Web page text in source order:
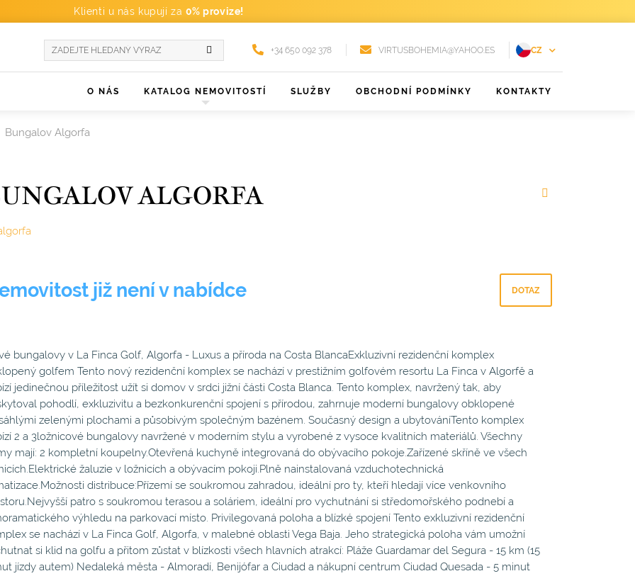
Klienti u nás kupují za 0% provize!
+34 650 092 378 VIRTUSBOHEMIA@YAHOO.ES CZ
O NÁS KATALOG NEMOVITOSTÍ SLUŽBY OBCHODNÍ PODMÍNKY KONTAKTY
Bungalov Algorfa
ALGORFA
již není v nabídce DOTAZ
bungalovy v La Finca Golf, Algorfa - Luxus a příroda na Costa BlancaExkluzivní rezidenční komplex
golfem Tento nový rezidenční komplex se nachází v prestižním golfovém resortu La Finca v Algorfě a
jedinečnou příležitost užít si domov v srdci jižní části Costa Blanca. Tento komplex, navržený tak, aby
pohodlí, exkluzivitu a bezkonkurenční spojení s přírodou, zahrnuje moderní bungalovy obklopené
zelenými plochami a působivým společným bazénem. Současný design a ubytováníTento komplex
2 a 3ložnicové bungalovy navržené v moderním stylu a vyrobené z vysoce kvalitních materiálů. Všechny
mají: 2 kompletní koupelny.Otevřená kuchyně integrovaná do obývacího pokoje.Zařízené skříně ve všech
žaluzie v ložnicích a obývacím pokoji.Plně nainstalovaná vzduchotechnická
distribuce:Přízemí se soukromou zahradou, ideální pro ty, kteří hledají více venkovního
patro s soukromou terasou a soláriem, ideální pro vychutnání si středomořského podnebí a
výhledu na parkovací místo. Privilegovaná poloha a blízké spojení Tento exkluzivní rezidenční
se nachází v La Finca Golf, Algorfa, v malebné oblasti Vega Baja. Jeho strategická poloha vám umožní
si klid na golfu a přitom zůstat v blízkosti všech hlavních atrakcí: Pláže Guardamar del Segura - 15 km (15
jízdy autem) Nedaleká města - Almoradí, Benijófar a Ciudad a nákupní centrum Ciudad Quesada - 5 minut